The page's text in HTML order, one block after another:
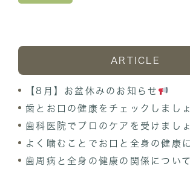
ARTICLE
【8月】お盆休みのお知らせ
歯とお口の健康をチェックしまし
歯科医院でプロのケアを受けまし
よく噛むことでお口と全身の健康に
歯周病と全身の健康の関係について